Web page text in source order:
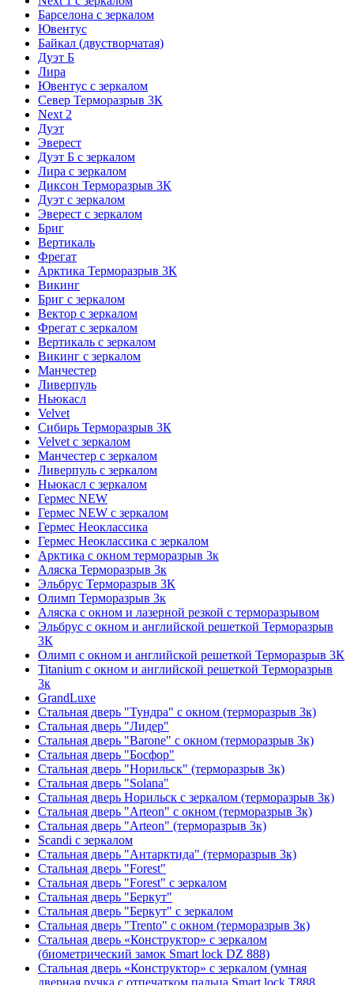
Барселона с зеркалом
Ювентус
Байкал (двустворчатая)
Дуэт Б
Лира
Ювентус с зеркалом
Север Терморазрыв 3К
Next 2
Дуэт
Эверест
Дуэт Б с зеркалом
Лира с зеркалом
Диксон Терморазрыв 3К
Дуэт с зеркалом
Эверест с зеркалом
Бриг
Вертикаль
Фрегат
Арктика Терморазрыв 3К
Викинг
Бриг с зеркалом
Вектор с зеркалом
Фрегат с зеркалом
Вертикаль с зеркалом
Викинг с зеркалом
Манчестер
Ливерпуль
Ньюкасл
Velvet
Сибирь Терморазрыв 3К
Velvet с зеркалом
Манчестер с зеркалом
Ливерпуль с зеркалом
Ньюкасл с зеркалом
Гермес NEW
Гермес NEW с зеркалом
Гермес Неоклассика
Гермес Неоклассика с зеркалом
Арктика с окном терморазрыв 3к
Аляска Терморазрыв 3к
Эльбрус Терморазрыв 3К
Олимп Терморазрыв 3к
Аляска с окном и лазерной резкой с терморазрывом
Эльбрус с окном и английской решеткой Терморазрыв
3К
Олимп с окном и английской решеткой Терморазрыв 3К
Titanium с окном и английской решеткой Терморазрыв
3к
GrandLuxe
Стальная дверь "Тундра" с окном (терморазрыв 3к)
Стальная дверь "Лидер"
Стальная дверь "Barone" с окном (терморазрыв 3к)
Стальная дверь "Босфор"
Стальная дверь "Норильск" (терморазрыв 3к)
Стальная дверь "Solana"
Стальная дверь Норильск с зеркалом (терморазрыв 3к)
Стальная дверь "Arteon" с окном (терморазрыв 3к)
Стальная дверь "Arteon" (терморазрыв 3к)
Scandi с зеркалом
Стальная дверь "Антарктида" (терморазрыв 3к)
Стальная дверь "Forest"
Стальная дверь "Forest" с зеркалом
Стальная дверь "Беркут"
Стальная дверь "Беркут" с зеркалом
Стальная дверь "Trento" с окном (терморазрыв 3к)
Стальная дверь «Конструктор» с зеркалом
(биометрический замок Smart lock DZ 888)
Стальная дверь «Конструктор» с зеркалом (умная
дверная ручка с отпечатком пальца Smart lock T888